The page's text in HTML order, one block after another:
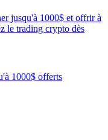
jusqu'à 1000$ et offrir à
le trading crypto dès
1000$ offerts